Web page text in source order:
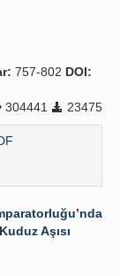
757-802 DOI:
304441
23475
Aşısı